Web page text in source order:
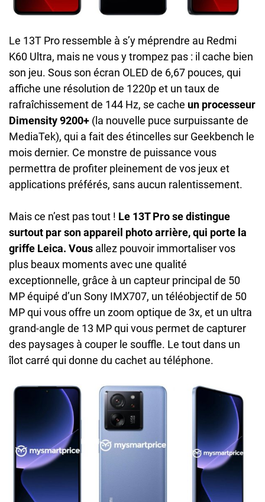
Le 13T Pro ressemble à s’y méprendre au Redmi
K60 Ultra, mais ne vous y trompez pas : il cache bien
son jeu. Sous son écran OLED de 6,67 pouces, qui
affiche une résolution de 1220p et un taux de
rafraîchissement de 144 Hz, se cache un processeur
Dimensity 9200+ (la nouvelle puce surpuissante de
MediaTek), qui a fait des étincelles sur Geekbench le
mois dernier. Ce monstre de puissance vous
permettra de profiter pleinement de vos jeux et
applications préférés, sans aucun ralentissement.
Mais ce n’est pas tout ! Le 13T Pro se distingue
surtout par son appareil photo arrière, qui porte la
griffe Leica. Vous allez pouvoir immortaliser vos
plus beaux moments avec une qualité
exceptionnelle, grâce à un capteur principal de 50
MP équipé d’un Sony IMX707, un téléobjectif de 50
MP qui vous offre un zoom optique de 3x, et un ultra
grand-angle de 13 MP qui vous permet de capturer
des paysages à couper le souffle. Le tout dans un
îlot carré qui donne du cachet au téléphone.